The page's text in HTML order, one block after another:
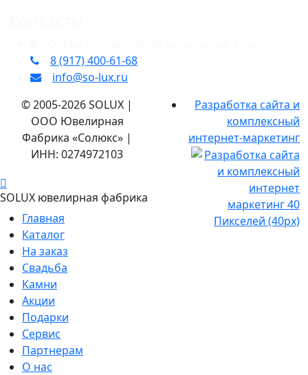
8 (917) 400‑61‑68
info@so-lux.ru
© 2005-2026 SOLUX |
ООО Ювелирная
Фабрика «Солюкс» |
ИНН: 0274972103
Разработка сайта и
комплексный
интернет-маркетинг
SOLUX ювелирная фабрика
Главная
Каталог
На заказ
Свадьба
Камни
Акции
Подарки
Сервис
Партнерам
О нас